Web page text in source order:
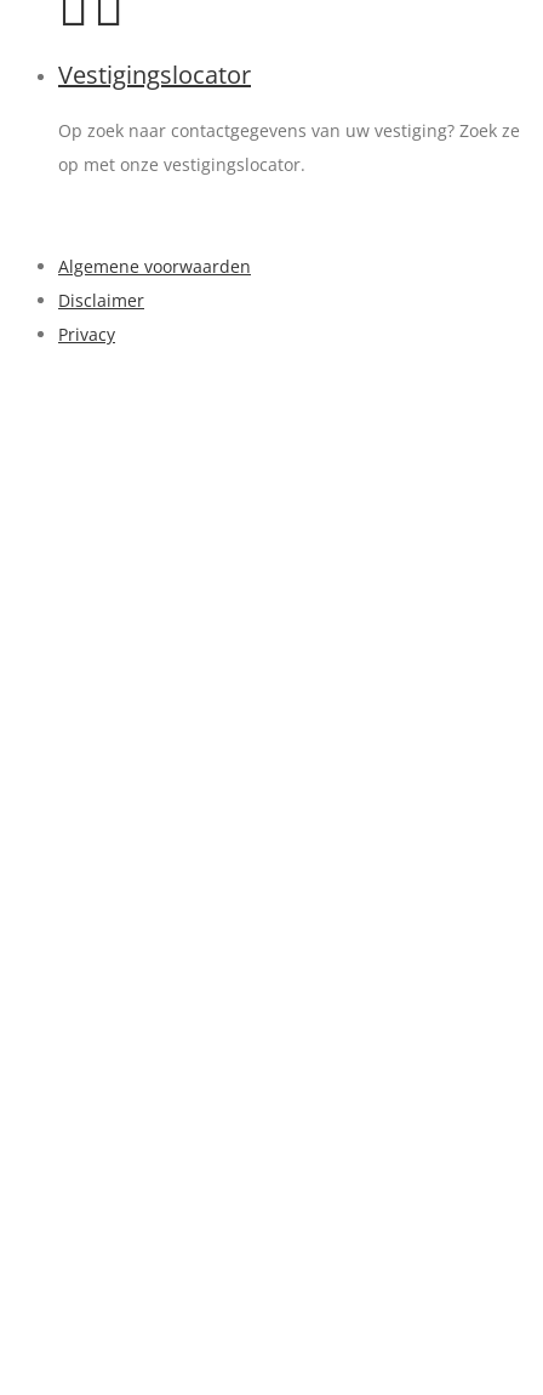
Vestigingslocator
Op zoek naar contactgegevens van uw vestiging? Zoek ze
op met onze vestigingslocator.
Algemene voorwaarden
Disclaimer
Privacy